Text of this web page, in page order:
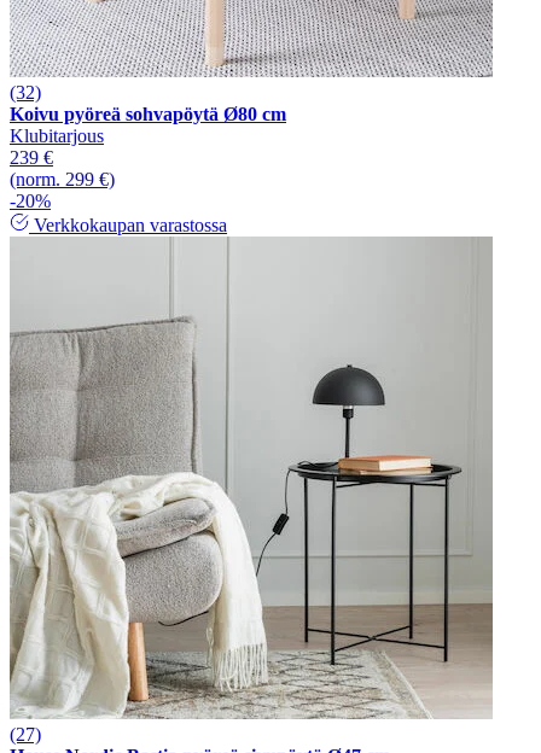
(32)
Koivu pyöreä sohvapöytä Ø80 cm
Klubitarjous
239 €
(norm. 299 €)
-20%
Verkkokaupan varastossa
(27)